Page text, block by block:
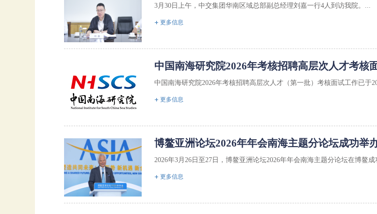
3月30日上午，中交集团华南区域总部副总经理刘嘉一行4人到访我院。...
更多信息
中国南海研究院2026年考核招聘高层次人才考核
中国南海研究院2026年考核招聘高层次人才（第一批）考核面试工作已于
更多信息
博鳌亚洲论坛2026年年会南海主题分论坛成功举
2026年3月26日至27日，博鳌亚洲论坛2026年年会南海主题分论坛在博鳌
更多信息